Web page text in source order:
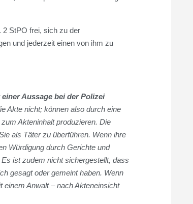
2 StPO frei, sich zu der
und jederzeit einen von ihm zu
Aussage bei der Polizei
Akte nicht; können also durch eine
Akteninhalt produzieren. Die
als Täter zu überführen. Wenn ihre
Würdigung durch Gerichte und
Es ist zudem nicht sichergestellt, dass
gesagt oder gemeint haben. Wenn
Anwalt – nach Akteneinsicht